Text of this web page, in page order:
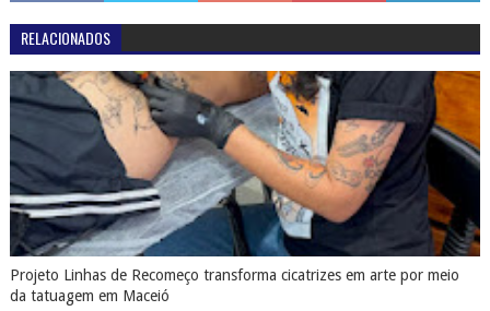
RELACIONADOS
Projeto Linhas de Recomeço transforma cicatrizes em arte por meio
da tatuagem em Maceió